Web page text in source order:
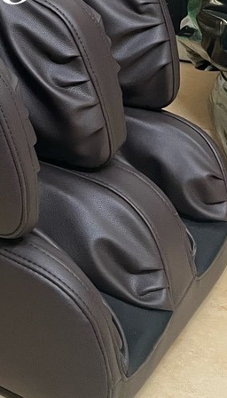
Thay da ghế
massage
PERFECT MN
US 1408
Giá: Liên hệ
Chi tiết
Thay da ghế
massage
PERFECT M48
Giá:Liên hệ
Chi tiết
Thay da ghế
Thay da ghế
massage
PERFECT K18
Giá:Liên hệ
Chi tiết